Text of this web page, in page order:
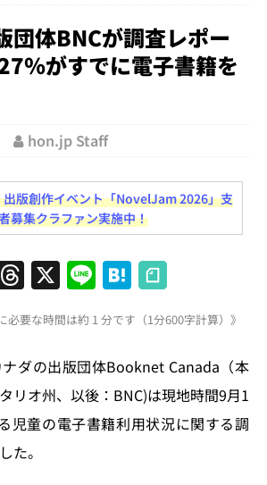
団体BNCが調査レポー
％がすでに電子書籍を
hon.jp Staff
出版創作イベント「NovelJam 2026」支
募集クラファン実施中！
T
h
re
a
d
s
X Li
n
e
H
at
e
n
a
必要な時間は約 1 分です（1分600字計算）》
ナダの出版団体Booknet Canada（本
リオ州、以後：BNC)は現地時間9月1
児童の電子書籍利用状況に関する調
た。